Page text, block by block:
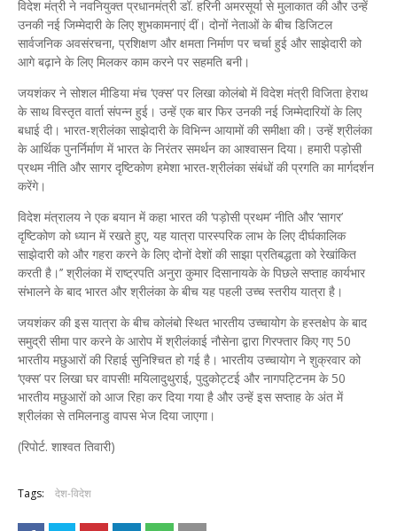
विदेश मंत्री ने नवनियुक्त प्रधानमंत्री डॉ. हरिनी अमरसूर्या से मुलाकात की और उन्हें
उनकी नई जिम्मेदारी के लिए शुभकामनाएं दीं। दोनों नेताओं के बीच डिजिटल
सार्वजनिक अवसंरचना, प्रशिक्षण और क्षमता निर्माण पर चर्चा हुई और साझेदारी को
आगे बढ़ाने के लिए मिलकर काम करने पर सहमति बनी।
जयशंकर ने सोशल मीडिया मंच ‘एक्स’ पर लिखा कोलंबो में विदेश मंत्री विजिता हेराथ
के साथ विस्तृत वार्ता संपन्न हुई। उन्हें एक बार फिर उनकी नई जिम्मेदारियों के लिए
बधाई दी। भारत-श्रीलंका साझेदारी के विभिन्न आयामों की समीक्षा की। उन्हें श्रीलंका
के आर्थिक पुनर्निर्माण में भारत के निरंतर समर्थन का आश्वासन दिया। हमारी पड़ोसी
प्रथम नीति और सागर दृष्टिकोण हमेशा भारत-श्रीलंका संबंधों की प्रगति का मार्गदर्शन
करेंगे।
विदेश मंत्रालय ने एक बयान में कहा भारत की ‘पड़ोसी प्रथम’ नीति और ‘सागर’
दृष्टिकोण को ध्यान में रखते हुए, यह यात्रा पारस्परिक लाभ के लिए दीर्घकालिक
साझेदारी को और गहरा करने के लिए दोनों देशों की साझा प्रतिबद्धता को रेखांकित
करती है।’’ श्रीलंका में राष्‍ट्रपति अनुरा कुमार दिसानायके के पिछले सप्‍ताह कार्यभार
संभालने के बाद भारत और श्रीलंका के बीच यह पहली उच्‍च स्‍तरीय यात्रा है।
जयशंकर की इस यात्रा के बीच कोलंबो स्थित भारतीय उच्चायोग के हस्तक्षेप के बाद
समुद्री सीमा पार करने के आरोप में श्रीलंकाई नौसेना द्वारा गिरफ्तार किए गए 50
भारतीय मछुआरों की रिहाई सुनिश्चित हो गई है। भारतीय उच्चायोग ने शुक्रवार को
‘एक्स’ पर लिखा घर वापसी! मयिलादुथुराई, पुदुकोट्टई और नागपट्टिनम के 50
भारतीय मछुआरों को आज रिहा कर दिया गया है और उन्हें इस सप्ताह के अंत में
श्रीलंका से तमिलनाडु वापस भेज दिया जाएगा।
(रिपोर्ट. शाश्वत तिवारी)
Tags: देश-विदेश